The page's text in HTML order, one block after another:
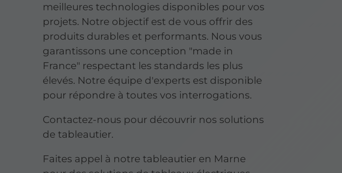
meilleures technologies disponibles pour vos
projets. Notre objectif est de vous offrir des
produits durables et performants. Nous vous
garantissons une conception "made in
France" respectant les standards les plus
élevés. Notre équipe d'experts est disponible
pour répondre à toutes vos interrogations.
Contactez-nous pour découvrir nos solutions
de tableautier.
Faites appel à notre tableautier en Marne